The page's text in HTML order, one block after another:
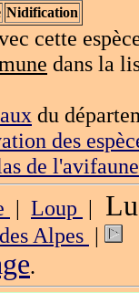
Nidification
cette
dans la
du
des
de l'avifaune
| Loup |
Alpes |
.